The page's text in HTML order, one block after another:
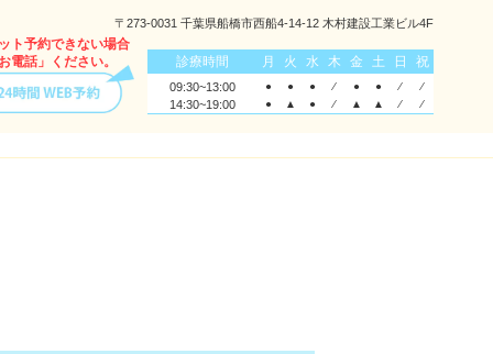
〒273-0031 千葉県船橋市西船4-14-12 木村建設工業ビル4F
ト予約できない場合
お電話」ください。
診療時間 月 火 水 木 金 土 日 祝
09:30~13:00 ● ● ● ⁄ ● ● ⁄ ⁄
14:30~19:00 ● ▲ ● ⁄ ▲ ▲ ⁄ ⁄